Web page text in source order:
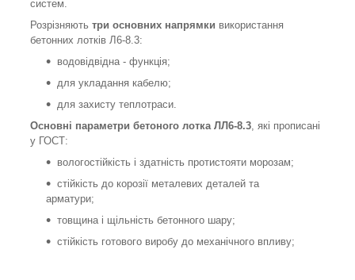
систем.
Розрізняють три основних напрямки використання
бетонних лотків Л6-8.3:
водовідвідна - функція;
для укладання кабелю;
для захисту теплотраси.
Основні параметри бетоного лотка ЛЛ6-8.3, які прописані
у ГОСТ:
вологостійкість і здатність протистояти морозам;
стійкість до корозії металевих деталей та
арматури;
товщина і щільність бетонного шару;
стійкість готового виробу до механічного впливу;